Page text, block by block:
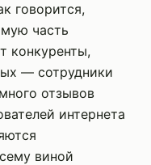
говорится,
часть
конкуренты,
— сотрудники
отзывов
интернета
виной